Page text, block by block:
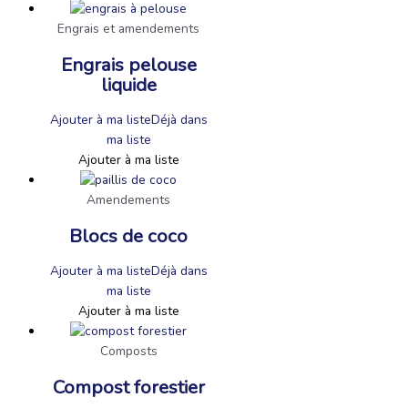
Engrais et amendements
Engrais pelouse
liquide
Ajouter à ma listeDéjà dans
ma liste
Ajouter à ma liste
Amendements
Blocs de coco
Ajouter à ma listeDéjà dans
ma liste
Ajouter à ma liste
Composts
Compost forestier